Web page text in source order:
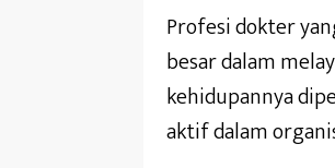
Profesi dokter
besar dalam
kehidupannya
aktif dalam